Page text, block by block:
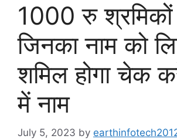
1000 रु श्रमिकों
जिनका नाम को
शमिल होगा चेक
में नाम
July 5, 2023 by